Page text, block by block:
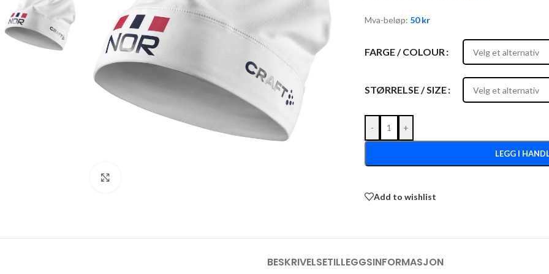
Mva-beløp: 50kr
FARGE / COLOUR
STØRRELSE / SIZE
- +
LEGG I
Add to wishlist
BESKRIVELSETILLEGGSINFORMASJON